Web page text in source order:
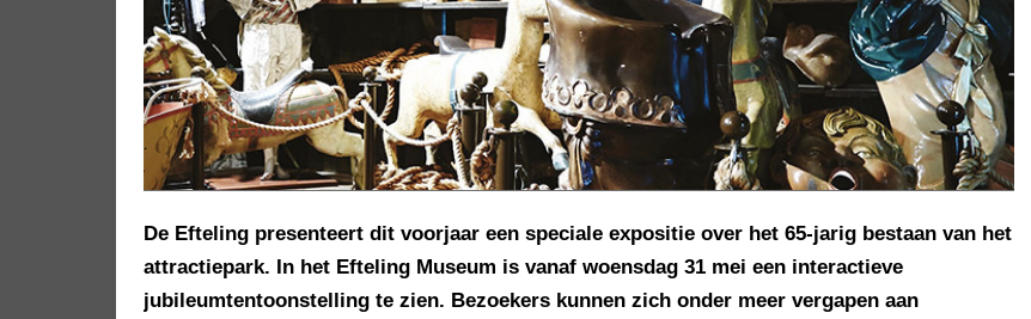
De Efteling presenteert dit voorjaar een speciale expositie over het 65-jarig bestaan van het
attractiepark. In het Efteling Museum is vanaf woensdag 31 mei een interactieve
jubileumtentoonstelling te zien. Bezoekers kunnen zich onder meer vergapen aan